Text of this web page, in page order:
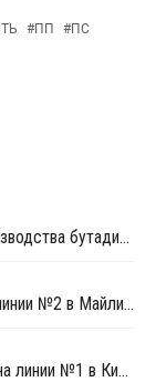
#ПП #ПС
Hanwha TotalEnergies снизила загрузку производства бутадиена в Даэсане
FPCC закрыла производство бутадиена на линии №2 в Майлиао на ремонт
ZPC возобновила производство бутадиена на линии №1 в Китае